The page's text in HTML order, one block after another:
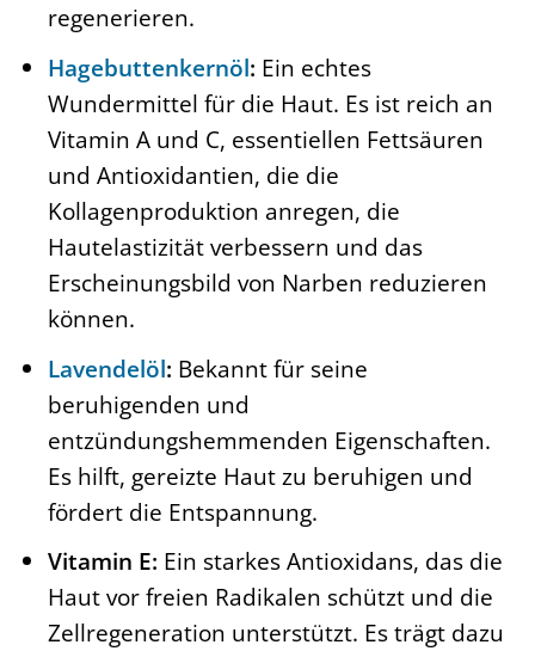
regenerieren.
Hagebuttenkernöl: Ein echtes
Wundermittel für die Haut. Es ist reich an
Vitamin A und C, essentiellen Fettsäuren
und Antioxidantien, die die
Kollagenproduktion anregen, die
Hautelastizität verbessern und das
Erscheinungsbild von Narben reduzieren
können.
Lavendelöl: Bekannt für seine
beruhigenden und
entzündungshemmenden Eigenschaften.
Es hilft, gereizte Haut zu beruhigen und
fördert die Entspannung.
Vitamin E: Ein starkes Antioxidans, das die
Haut vor freien Radikalen schützt und die
Zellregeneration unterstützt. Es trägt dazu